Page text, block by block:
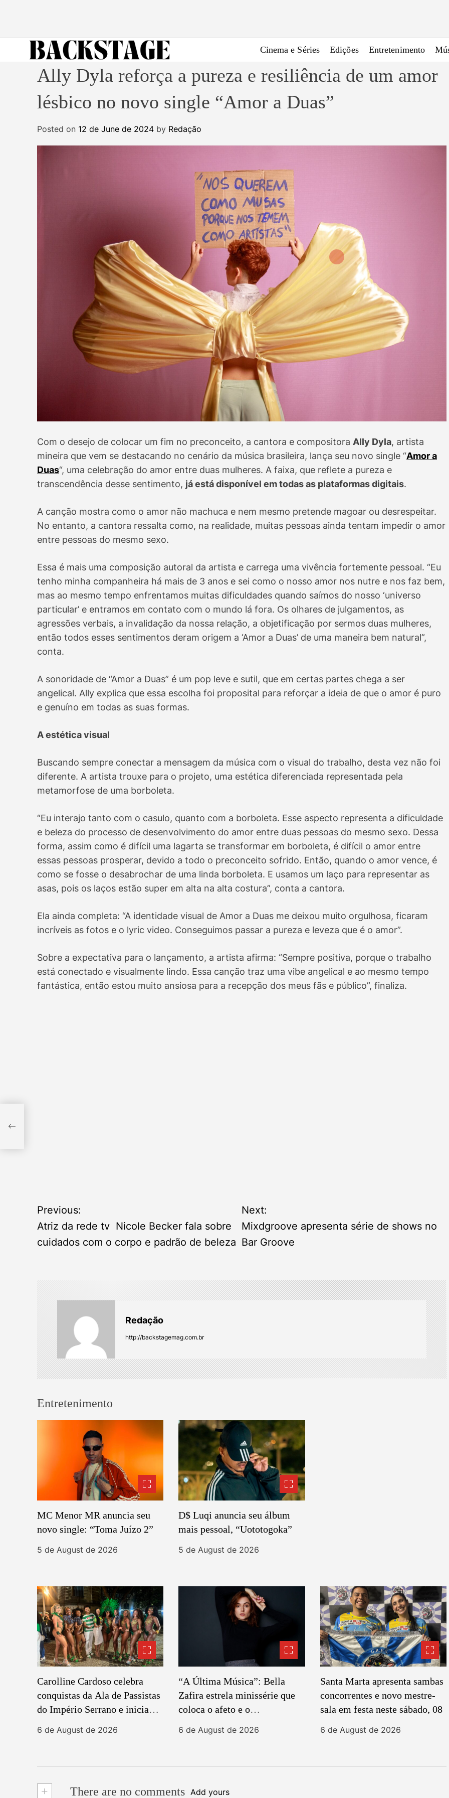
Cinema e Séries Edições Entretenimento
Ally Dyla reforça a pureza e resiliência de um amor
lésbico no novo single “Amor a Duas”
Posted on 12 de June de 2024 by Redação
Com o desejo de colocar um fim no preconceito, a cantora e compositora Ally Dyla, artista
mineira que vem se destacando no cenário da música brasileira, lança seu novo single “Amor a
Duas“, uma celebração do amor entre duas mulheres. A faixa, que reflete a pureza e
transcendência desse sentimento, já está disponível em todas as plataformas digitais.
A canção mostra como o amor não machuca e nem mesmo pretende magoar ou desrespeitar.
No entanto, a cantora ressalta como, na realidade, muitas pessoas ainda tentam impedir o amor
entre pessoas do mesmo sexo.
Essa é mais uma composição autoral da artista e carrega uma vivência fortemente pessoal. “Eu
tenho minha companheira há mais de 3 anos e sei como o nosso amor nos nutre e nos faz bem,
mas ao mesmo tempo enfrentamos muitas dificuldades quando saímos do nosso ‘universo
particular’ e entramos em contato com o mundo lá fora. Os olhares de julgamentos, as
agressões verbais, a invalidação da nossa relação, a objetificação por sermos duas mulheres,
então todos esses sentimentos deram origem a ‘Amor a Duas’ de uma maneira bem natural”,
conta.
A sonoridade de “Amor a Duas” é um pop leve e sutil, que em certas partes chega a ser
angelical. Ally explica que essa escolha foi proposital para reforçar a ideia de que o amor é puro
e genuíno em todas as suas formas.
A estética visual
Buscando sempre conectar a mensagem da música com o visual do trabalho, desta vez não foi
diferente. A artista trouxe para o projeto, uma estética diferenciada representada pela
metamorfose de uma borboleta.
“Eu interajo tanto com o casulo, quanto com a borboleta. Esse aspecto representa a dificuldade
e beleza do processo de desenvolvimento do amor entre duas pessoas do mesmo sexo. Dessa
forma, assim como é difícil uma lagarta se transformar em borboleta, é difícil o amor entre
essas pessoas prosperar, devido a todo o preconceito sofrido. Então, quando o amor vence, é
como se fosse o desabrochar de uma linda borboleta. E usamos um laço para representar as
asas, pois os laços estão super em alta na alta costura”, conta a cantora.
Ela ainda completa: “A identidade visual de Amor a Duas me deixou muito orgulhosa, ficaram
incríveis as fotos e o lyric video. Conseguimos passar a pureza e leveza que é o amor”.
Sobre a expectativa para o lançamento, a artista afirma: “Sempre positiva, porque o trabalho
está conectado e visualmente lindo. Essa canção traz uma vibe angelical e ao mesmo tempo
fantástica, então estou muito ansiosa para a recepção dos meus fãs e público”, finaliza.
P
o
t
n
a
v
i
g
i
o
n
Previous:
Atriz da rede tv Nicole Becker fala sobre
cuidados com o corpo e padrão de beleza
Next:
Mixdgroove apresenta série de shows no
Bar Groove
Redação
http://backstagemag.com.br
Entretenimento
MC Menor MR anuncia seu
novo single: “Toma Juízo 2”
5 de August de 2026
D$ Luqi anuncia seu álbum
mais pessoal, “Uototogoka”
5 de August de 2026
Carolline Cardoso celebra
conquistas da Ala de Passistas
do Império Serrano e inicia
6 de August de 2026
“A Última Música”: Bella
Zafira estrela minissérie que
coloca o afeto e o
centro da trama
6 de August de 2026
Santa Marta apresenta sambas
concorrentes e novo mestre-
sala em festa neste sábado, 08
6 de August de 2026
+ There are no comments Add yours
e